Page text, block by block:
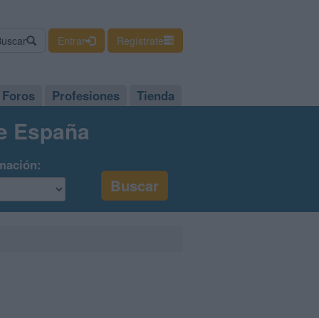
Entrar Regístrate
Foros Profesiones Tienda
España